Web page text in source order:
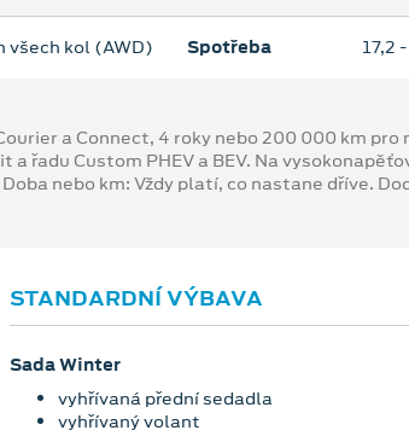
všech kol (AWD) Spotřeba 17,2
a Connect, 4 roky nebo 200 000 km
řadu Custom PHEV a BEV. Na
nebo km: Vždy platí, co nastane dříve.
STANDARDNÍ VÝBAVA
Sada Winter
vyhřívaná přední sedadla
vyhřívaný volant